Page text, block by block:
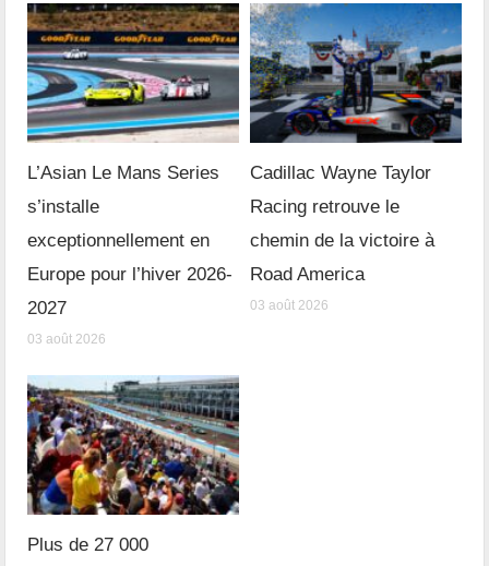
L’Asian Le Mans Series
s’installe
exceptionnellement en
Europe pour l’hiver 2026-
2027
03 août 2026
Cadillac Wayne Taylor
Racing retrouve le
chemin de la victoire à
Road America
03 août 2026
Plus de 27 000